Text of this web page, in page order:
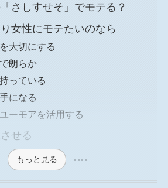
さしすせそ」でモテる？
女性にモテたいのなら
大切にする
朗らか
っている
になる
ーモアを活用する
せる
もっと見る